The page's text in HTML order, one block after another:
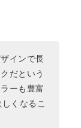
インで長
だという
ーも豊富
くなるこ